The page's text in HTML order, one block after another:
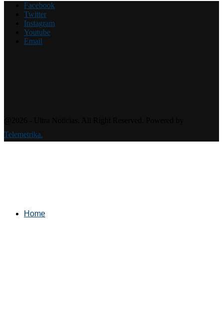
Facebook
Twitter
Instagram
Youtube
Email
Telemetrika.
Home